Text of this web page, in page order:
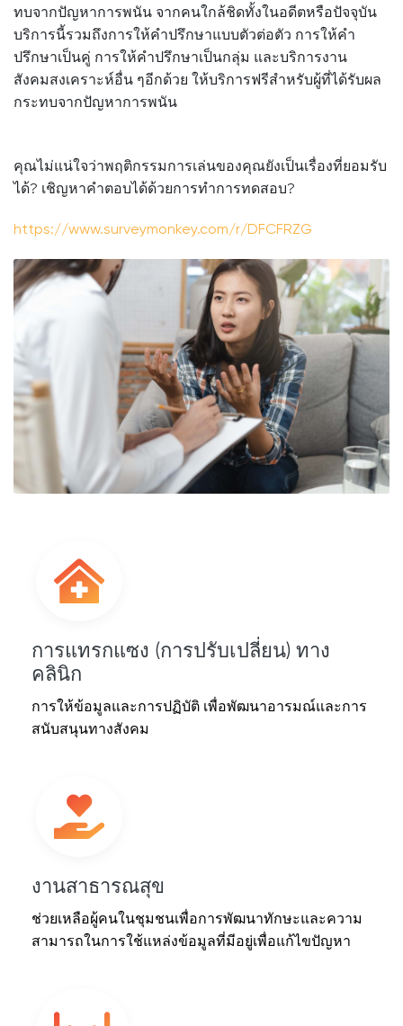
ทบจากปัญหาการพนัน จากคนใกล้ชิดทั้งในอดีตหรือปัจจุบัน
บริการนี้รวมถึงการให้คำปรึกษาแบบตัวต่อตัว การให้คำ
ปรึกษาเป็นคู่ การให้คำปรึกษาเป็นกลุ่ม และบริการงาน
สังคมสงเคราะห์อื่น ๆอีกด้วย ให้บริการฟรีสำหรับผู้ที่ได้รับผล
กระทบจากปัญหาการพนัน
คุณไม่แน่ใจว่าพฤติกรรมการเล่นของคุณยังเป็นเรื่องที่ยอมรับ
ได้? เชิญหาคําตอบได้ด้วยการทําการทดสอบ?
https://www.surveymonkey.com/r/DFCFRZG
การแทรกแซง (การปรับเปลี่ยน) ทาง
คลินิก
การให้ข้อมูลและการปฏิบัติ เพื่อพัฒนาอารมณ์และการ
สนับสนุนทางสังคม
งานสาธารณสุข
ช่วยเหลือผู้คนในชุมชนเพื่อการพัฒนาทักษะและความ
สามารถในการใช้แหล่งข้อมูลที่มีอยู่เพื่อแก้ไขปัญหา